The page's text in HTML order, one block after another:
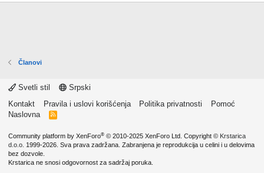
Članovi
Svetli stil
Srpski
Kontakt
Pravila i uslovi korišćenja Politika privatnosti
Pomoć
Naslovna
R
Community platform by XenForo® © 2010-2025 XenForo Ltd. Copyright © Krstarica
d.o.o. 1999-2026. Sva prava zadržana. Zabranjena je reprodukcija u celini i u delovima
bez dozvole.
Krstarica ne snosi odgovornost za sadržaj poruka.